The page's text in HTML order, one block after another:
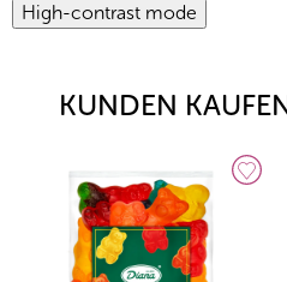
High-contrast mode
KUNDEN